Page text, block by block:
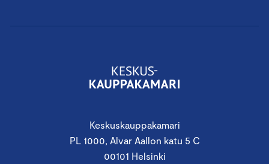
Keskuskauppakamari
PL 1000, Alvar Aallon katu 5 C
00101 Helsinki